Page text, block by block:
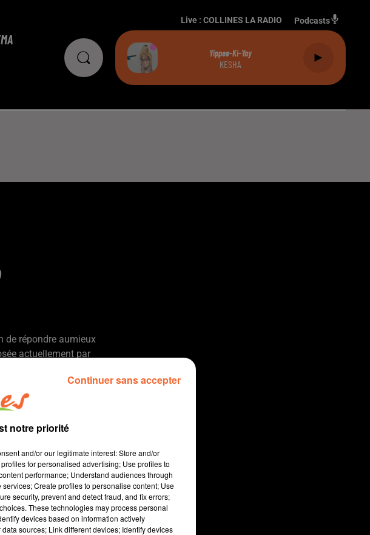
Live : COLLINES LA RADIO Podcasts
Yippee-Ki-Yay
KESHA
de répondre aumieux
actuellement par
entre Thouars et
de voyageurs à
sur la même
l'épicerie
photo ).
: conserver leur
historique face à
notre priorité
and/or our legitimate interest: Store and/or
for personalised advertising; Use profiles to
performance; Understand audiences through
Create profiles to personalise content; Use
security, prevent and detect fraud, and fix errors;
These technologies may process personal
devices based on information actively
sources; Link different devices; Identify devices
Continuer sans accepter